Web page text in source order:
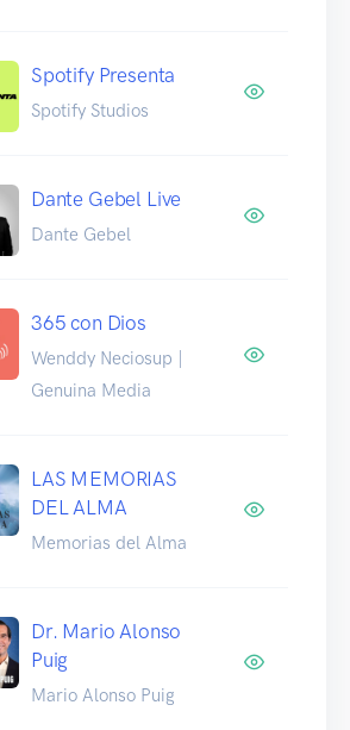
Spotify Presenta
Spotify Studios
Dante Gebel Live
Dante Gebel
365 con Dios
Wenddy Neciosup |
Genuina Media
LAS MEMORIAS
DEL ALMA
Memorias del Alma
Dr. Mario Alonso
Puig
Mario Alonso Puig